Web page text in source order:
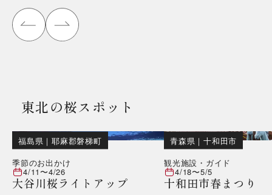
東北の桜スポット
福島県 ｜耶麻郡磐梯町
季節のお出かけ
4/11〜4/26
大谷川桜ライトアップ
青森県 ｜十和田市
観光施設・ガイド
4/18〜5/5
十和田市春まつり